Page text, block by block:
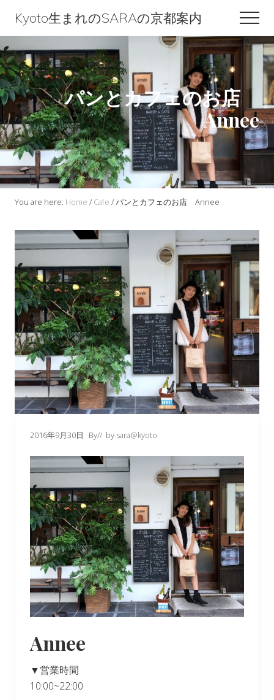
content
primary
sidebar
footer
Kyoto生まれのSARAの京都案内
Kyoto
生
ま
れ
の
SARA
の
京
内
パンとカフェのお店
Annee
You are here: Home / Cafe /パンとカフェのお店 Annee
2016年9月30日 By// by sara@kyoto
Annee
▼営業時間
10:00~22:00